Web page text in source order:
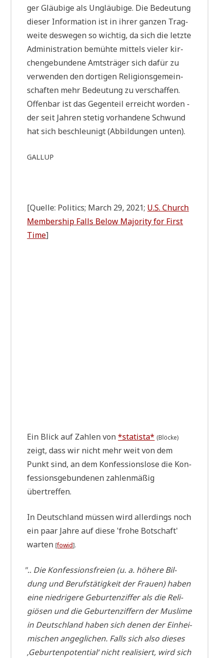
ger Gläu­bi­ge als Ungläu­bi­ge. Die Bedeu­tung
die­ser Infor­ma­ti­on ist in ihrer gan­zen Trag­
wei­te des­we­gen so wich­tig, da sich die letz­te
Admi­ni­stra­ti­on bemüh­te mit­tels vie­ler kir­
chen­ge­bun­de­ne Amts­trä­ger sich dafür zu
ver­wen­den den dor­ti­gen Reli­gi­ons­ge­mein­
schaf­ten mehr Bedeu­tung zu ver­schaf­fen.
Offen­bar ist das Gegen­teil erreicht wor­den -
der seit Jah­ren ste­tig vor­han­de­ne Schwund
hat sich beschleu­nigt (Abbil­dun­gen unten).
GALLUP
[Quel­le: Poli­tics; March 29, 2021; U.S. Church
Mem­ber­ship Falls Below Majo­ri­ty for First
Time]
Ein Blick auf Zah­len von*sta­ti­sta* (Blöcke)
zeigt, dass wir nicht mehr weit von dem
Punkt sind, an dem Kon­fes­si­ons­lo­se die Kon­
fes­si­ons­ge­bun­de­nen zah­len­mä­ßig
übertreffen.
In Deutsch­land müs­sen wird aller­dings noch
ein paar Jah­re auf die­se 'fro­he Bot­schaft'
war­ten[fowid].
".. Die Kon­fes­si­ons­frei­en (u. a. höhe­re Bil­
dung und Berufs­tä­tig­keit der Frau­en) haben
eine nied­ri­ge­re Gebur­ten­zif­fer als die Reli­
giö­sen und die Gebur­ten­zif­fern der Mus­li­me
in Deutsch­land haben sich denen der Ein­hei­
mi­schen ange­gli­chen. Falls sich also die­ses
‚Gebur­ten­po­ten­ti­al‘ nicht rea­li­siert, wird sich